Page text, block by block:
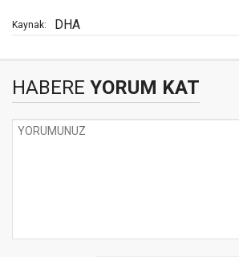
Kaynak: DHA
HABERE YORUM KAT